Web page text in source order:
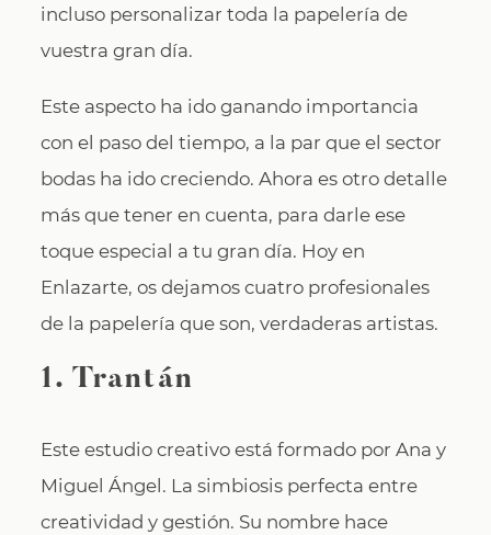
incluso personalizar toda la papelería de
vuestra gran día.
Este aspecto ha ido ganando importancia
con el paso del tiempo, a la par que el sector
bodas ha ido creciendo. Ahora es otro detalle
más que tener en cuenta, para darle ese
toque especial a tu gran día. Hoy en
Enlazarte, os dejamos cuatro profesionales
de la papelería que son, verdaderas artistas.
1. Trantán
Este estudio creativo está formado por Ana y
Miguel Ángel. La simbiosis perfecta entre
creatividad y gestión. Su nombre hace